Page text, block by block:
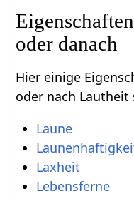
oder danach
Hier einige
oder nach Lautheit
Laune
Laxheit
Lebensferne